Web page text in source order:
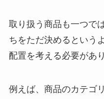
取り扱う商品も一つで
ちをただ決めるという
配置を考える必要があ
例えば、商品のカテゴ